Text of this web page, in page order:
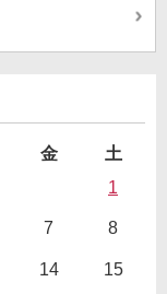
金
土
1
7 8
14 15